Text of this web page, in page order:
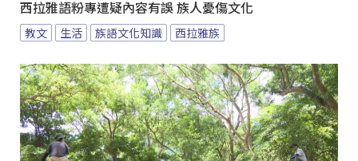
西拉雅語粉專遭疑內容有誤 族人憂傷文化
教文 生活 族語文化知識 西拉雅族